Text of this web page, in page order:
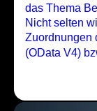
das Thema
Nicht selten
Zuordnungen
(OData V4)